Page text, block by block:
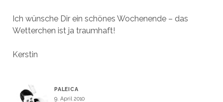
Ich wünsche Dir ein schönes Wochenende – das
Wetterchen ist ja traumhaft!
Kerstin
PALEICA
9. April 2010